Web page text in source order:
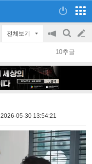
전체보기
공
지
on/off
검
색
글
쓰
10추글
2026-05-30 13:54:21